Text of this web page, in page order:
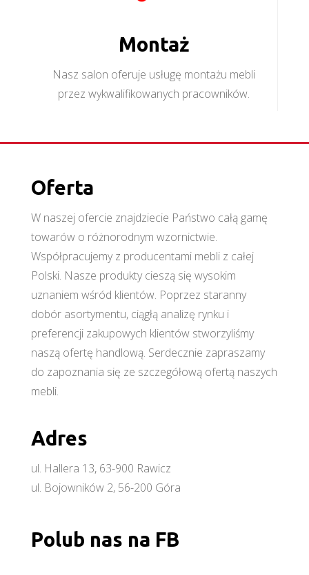
Montaż
Nasz salon oferuje usługę montażu mebli
przez wykwalifikowanych pracowników.
Oferta
W naszej ofercie znajdziecie Państwo całą gamę
towarów o różnorodnym wzornictwie.
Współpracujemy z producentami mebli z całej
Polski. Nasze produkty cieszą się wysokim
uznaniem wśród klientów. Poprzez staranny
dobór asortymentu, ciągłą analizę rynku i
preferencji zakupowych klientów stworzyliśmy
naszą ofertę handlową. Serdecznie zapraszamy
do zapoznania się ze szczegółową ofertą naszych
mebli.
Adres
ul. Hallera 13, 63-900 Rawicz
ul. Bojowników 2, 56-200 Góra
Polub nas na FB